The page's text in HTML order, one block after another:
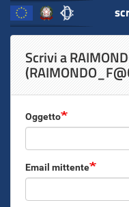
contenuto
principale
Inizio
Contenuto
Scrivi a
Oggetto
Email mittente